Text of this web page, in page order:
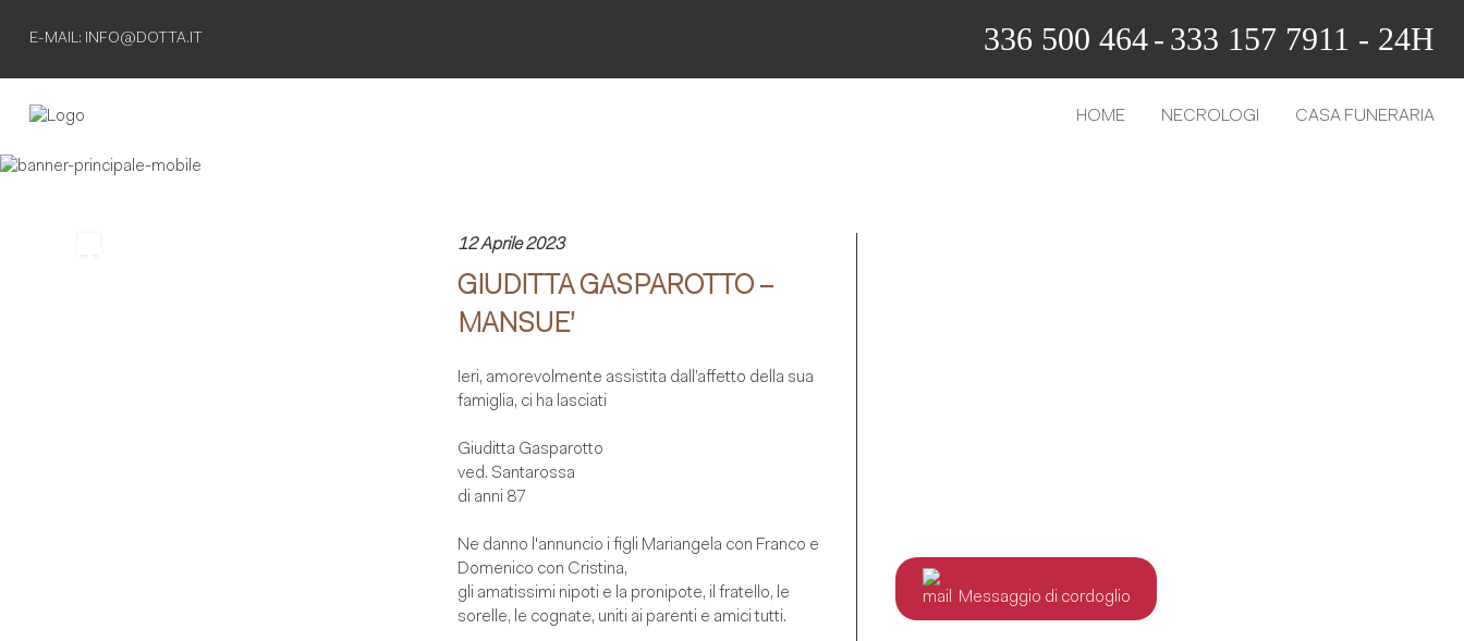
E-MAIL: INFO@DOTTA.IT 336 500 464- 333 157 7911 - 24H
HOME NECROLOGI CASA FUNERARIA
12 Aprile 2023
GIUDITTA GASPAROTTO –
MANSUE’
Ieri, amorevolmente assistita dall’affetto della sua
famiglia, ci ha lasciati
Giuditta Gasparotto
ved. Santarossa
di anni 87
Ne danno l'annuncio i figli Mariangela con Franco e
Domenico con Cristina,
gli amatissimi nipoti e la pronipote, il fratello, le
sorelle, le cognate, uniti ai parenti e amici tutti.
Messaggio di cordoglio